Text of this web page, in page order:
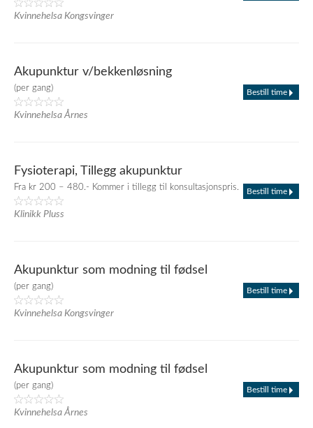
Kvinnehelsa Kongsvinger
Akupunktur v/bekkenløsning
(per gang)
Kvinnehelsa Årnes
Bestill time
Fysioterapi, Tillegg akupunktur
Fra kr 200 – 480.- Kommer i tillegg til konsultasjonspris.
Klinikk Pluss
Bestill time
Akupunktur som modning til fødsel
(per gang)
Kvinnehelsa Kongsvinger
Bestill time
Akupunktur som modning til fødsel
(per gang)
Kvinnehelsa Årnes
Bestill time